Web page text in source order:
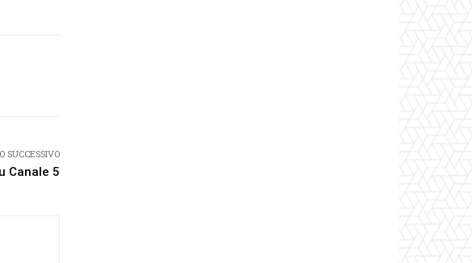
SUCCESSIVO
Canale 5